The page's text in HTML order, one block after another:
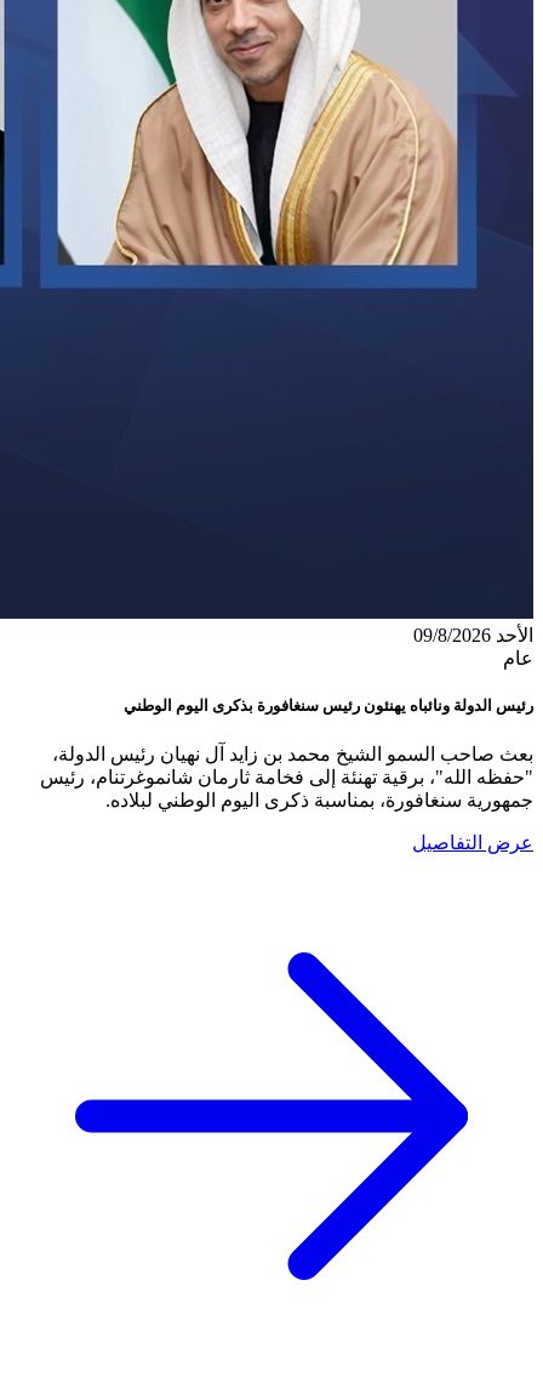
الأحد 09/8/2026
عام
رئيس الدولة ونائباه يهنئون رئيس سنغافورة بذكرى اليوم الوطني
بعث صاحب السمو الشيخ محمد بن زايد آل نهيان رئيس الدولة،
"حفظه الله"، برقية تهنئة إلى فخامة ثارمان شانموغرتنام، رئيس
جمهورية سنغافورة، بمناسبة ذكرى اليوم الوطني لبلاده.
عرض التفاصيل